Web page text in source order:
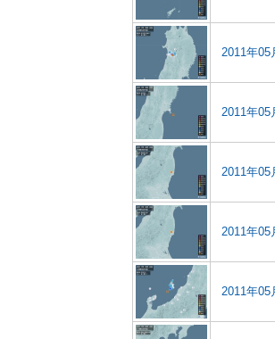
2011年05
2011年05
2011年05
2011年05
2011年05